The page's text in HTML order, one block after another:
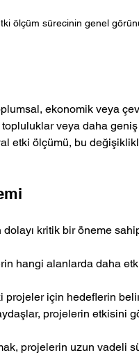
ölçüm sürecinin genel
ekonomik veya
veya daha
etki ölçümü, bu
kritik bir öneme
hangi alanlarda daha
projeler için hedeflerin
projelerin etkisini
projelerin uzun vadeli